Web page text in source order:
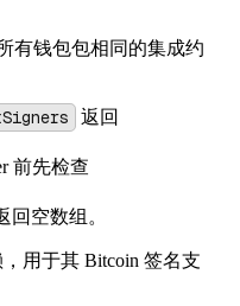
有钱包包相同的集成约
返回
前先检查
空数组。
用于其 Bitcoin 签名支